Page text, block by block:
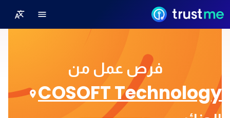
فرص عمل من
COSOFT Technology